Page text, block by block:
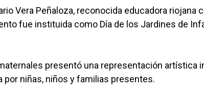
Vera Peñaloza, reconocida educadora riojana
fue instituida como Día de los Jardines de
presentó una representación artística
niñas, niños y familias presentes.